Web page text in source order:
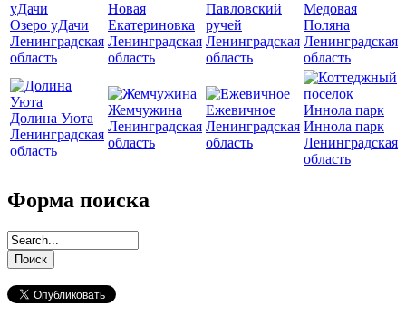
Озеро уДачи
Ленинградская
область
Новая
Екатериновка
Ленинградская
область
Павловский
ручей
Ленинградская
область
Медовая
Поляна
Ленинградская
область
Долина Уюта
Ленинградская
область
Жемчужина
Ленинградская
область
Ежевичное
Ленинградская
область
Иннола парк
Ленинградская
область
Форма поиска